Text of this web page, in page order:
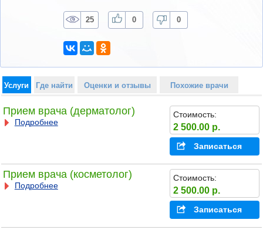
25 0 0
Услуги Где найти Оценки и отзывы Похожие врачи
Прием врача (дерматолог)
Подробнее
Стоимость:
2 500.00 р.
Записаться
Прием врача (косметолог)
Подробнее
Стоимость:
2 500.00 р.
Записаться